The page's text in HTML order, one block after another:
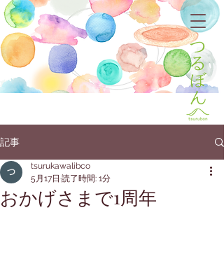
記事
おかげさまで1周年
tsurukawalibco
5月17日 読了時間: 1分